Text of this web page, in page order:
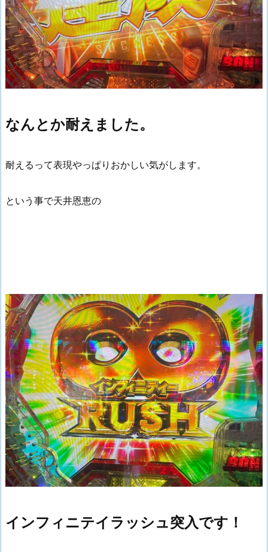
なんとか耐えました。
耐えるって表現やっぱりおかしい気がします。
という事で天井恩恵の
インフィニテイラッシュ突入です！